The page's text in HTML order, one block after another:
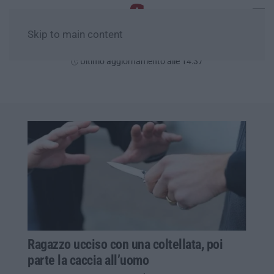
Skip to main content
Ultimo aggiornamento alle 14:37
Ragazzo ucciso con una coltellata, poi
parte la caccia all’uomo